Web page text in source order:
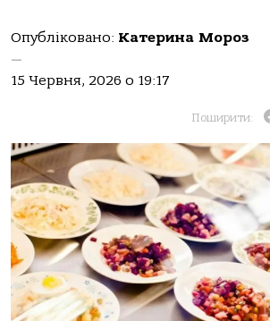
Опубліковано: Катерина Мороз
—
15 Червня, 2026 о 19:17
Поширити: